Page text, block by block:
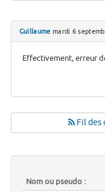
Guillaume mardi 6
Effectivement, erreur
Fil des
Nom ou pseudo :